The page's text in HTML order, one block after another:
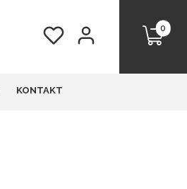
UlubioneZaloguj się Koszyk
KONTAKT